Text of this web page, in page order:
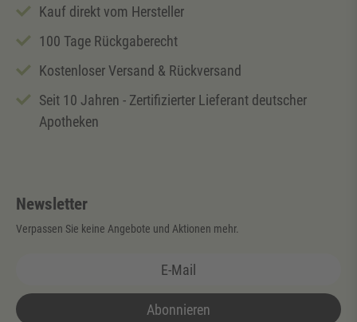
Kauf direkt vom Hersteller
100 Tage Rückgaberecht
Kostenloser Versand & Rückversand
Seit 10 Jahren - Zertifizierter Lieferant deutscher
Apotheken
Newsletter
Verpassen Sie keine Angebote und Aktionen mehr.
Abonnieren